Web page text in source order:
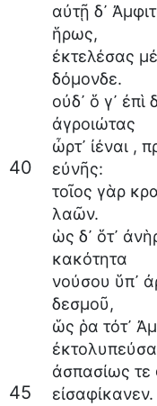
αὐτῇ δ᾽
ἥρως,
ἐκτελέσας
δόμονδε.
οὐδ᾽ ὅ γ᾽ ἐπὶ
ἀγροιώτας
40
ὦρτ᾽ ἰέναι ,
εὐνῆς:
τοῖος γὰρ
λαῶν.
ὡς δ᾽ ὅτ᾽
κακότητα
νούσου ὕπ᾽
δεσμοῦ,
ὥς ῥα τότ᾽
45
ἀσπασίως τε
εἰσαφίκανεν.